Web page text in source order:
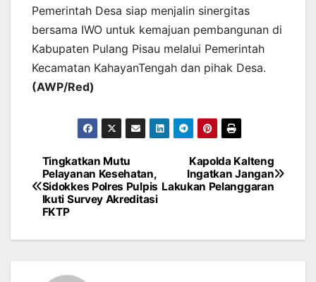
Pemerintah Desa siap menjalin sinergitas
bersama IWO untuk kemajuan pembangunan di
Kabupaten Pulang Pisau melalui Pemerintah
Kecamatan KahayanTengah dan pihak Desa.
(AWP/Red)
Post
navigation
Kapolda Kalteng
Ingatkan Jangan
Lakukan Pelanggaran
Tingkatkan Mutu
Pelayanan Kesehatan,
Sidokkes Polres Pulpis
Ikuti Survey Akreditasi
FKTP